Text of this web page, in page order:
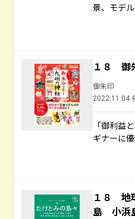
景、モデ
１８ 御
御朱印
2022.11.04
「御利益
ギナーに
１８ 地
島 小浜